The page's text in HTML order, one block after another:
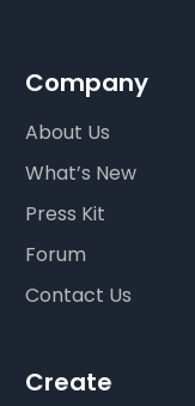
Company
About Us
What’s New
Press Kit
Forum
Contact Us
Create